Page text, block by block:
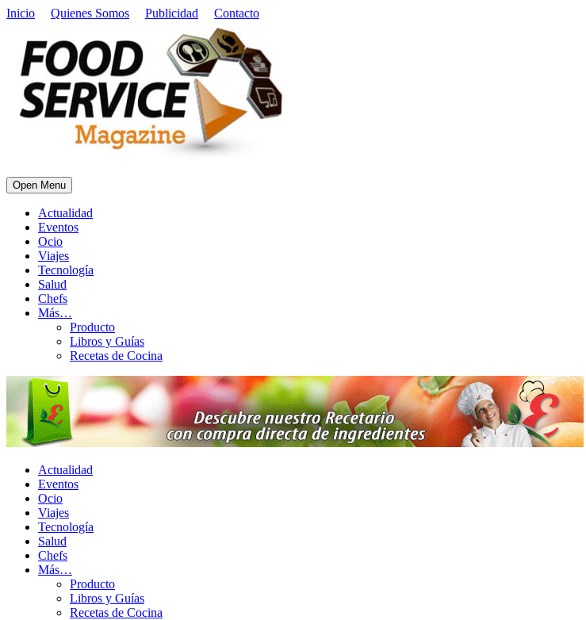
Inicio Quienes Somos Publicidad Contacto
Open Menu
Actualidad
Eventos
Ocio
Viajes
Tecnología
Salud
Chefs
Más…
Producto
Libros y Guías
Recetas de Cocina
Actualidad
Eventos
Ocio
Viajes
Tecnología
Salud
Chefs
Más…
Producto
Libros y Guías
Recetas de Cocina